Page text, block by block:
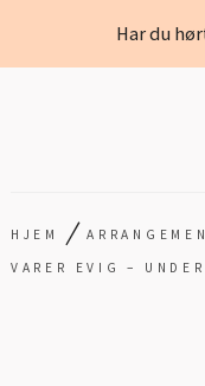
Har du
HJEM /
VARER EVIG –